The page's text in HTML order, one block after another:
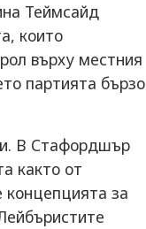
Теймсайд
които
върху местния
партията бързо
В Стафордшър
както от
концепцията за